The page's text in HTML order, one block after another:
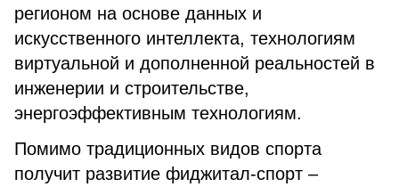
регионом на основе данных и
искусственного интеллекта, технологиям
виртуальной и дополненной реальностей в
инженерии и строительстве,
энергоэффективным технологиям.
Помимо традиционных видов спорта
получит развитие фиджитал-спорт –